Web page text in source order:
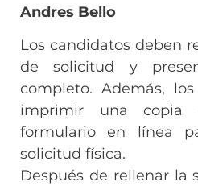
Andres Bello
Los candidatos deben
de solicitud y
completo. Además,
imprimir una copia
formulario en línea
solicitud física.
Después de rellenar la